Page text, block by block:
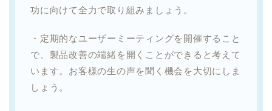
功に向けて全力で取り組みましょう。
・定期的なユーザーミーティングを開催すること
で、製品改善の端緒を開くことができると考えて
います。お客様の生の声を聞く機会を大切にしま
しょう。